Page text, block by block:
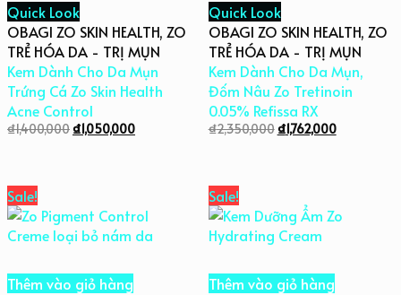
Quick Look
OBAGI ZO SKIN HEALTH, ZO
TRẺ HÓA DA - TRỊ MỤN
Kem Dành Cho Da Mụn
Trứng Cá Zo Skin Health
Acne Control
₫1,400,000₫1,050,000
Quick Look
OBAGI ZO SKIN HEALTH, ZO
TRẺ HÓA DA - TRỊ MỤN
Kem Dành Cho Da Mụn,
Đốm Nâu Zo Tretinoin
0.05% Refissa RX
₫2,350,000₫1,762,000
Sale!
Thêm vào giỏ hàng
Sale!
Thêm vào giỏ hàng